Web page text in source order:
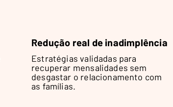
Redução real de inadimplência
Estratégias validadas para
recuperar mensalidades sem
desgastar o relacionamento com
as famílias.